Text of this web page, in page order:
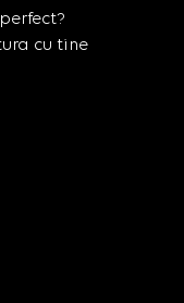
cu tine